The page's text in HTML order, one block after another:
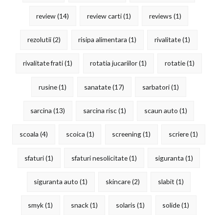
review(14) review carti(1) reviews (1)
rezolutii(2) risipa alimentara (1) rivalitate(1)
rivalitate frati(1) rotatia jucariilor(1) rotatie(1)
rusine(1) sanatate(17) sarbatori(1)
sarcina (13) sarcina risc(1) scaun auto (1)
scoala (4) scoica (1) screening(1) scriere(1)
sfaturi(1) sfaturi nesolicitate(1) siguranta (1)
siguranta auto (1) skincare(2) slabit (1)
smyk(1) snack(1) solaris (1) solide(1)